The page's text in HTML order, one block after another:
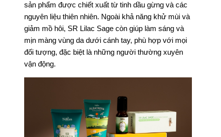
sản phẩm được chiết xuất từ tinh dầu gừng và các
nguyên liệu thiên nhiên. Ngoài khả năng khử mùi và
giảm mồ hôi, SR Lilac Sage còn giúp làm sáng và
mịn màng vùng da dưới cánh tay, phù hợp với mọi
đối tượng, đặc biệt là những người thường xuyên
vận động.